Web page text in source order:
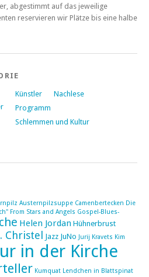
abgestimmt auf das jeweilige
reservieren wir Plätze bis eine halbe
Künstler
Nachlese
Programm
Schlemmen und Kultur
Austernpilzsuppe Camenbertecken Die
From Stars and Angels Gospel-Blues-
Helen Jordan Hühnerbrust
Christel Jazz JuNo Jurij Kravets Kim
in der Kirche
Kumquat Lendchen in Blattspinat